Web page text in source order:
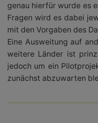
genau hierfür wurde es
Fragen wird es dabei
mit den Vorgaben des
Eine Ausweitung auf
weitere Länder ist
jedoch um ein
zunächst abzuwarten